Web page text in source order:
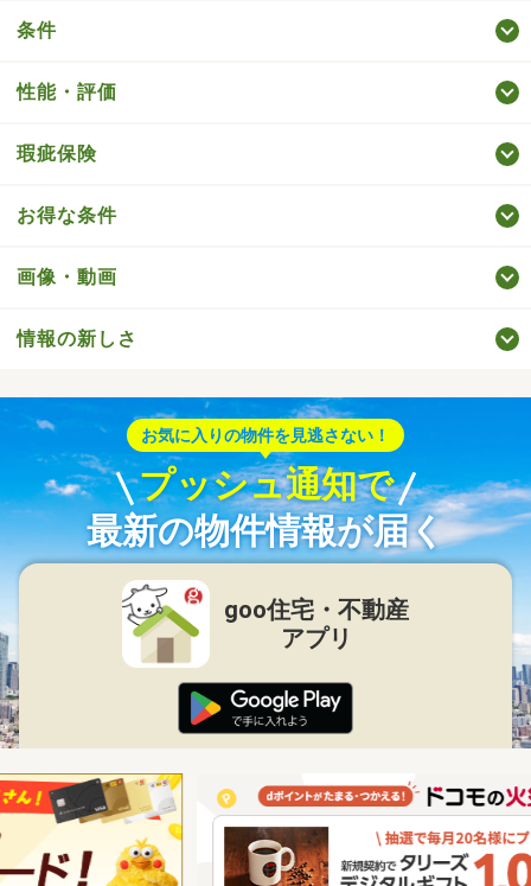
条件
性能・評価
瑕疵保険
お得な条件
画像・動画
情報の新しさ
お気に入りの物件を見逃さない！
プッシュ通知で
最新の物件情報が届く
goo住宅・不動産
アプリ